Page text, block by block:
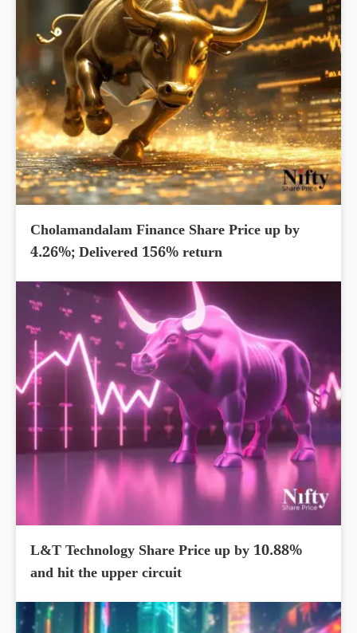
Cholamandalam Finance Share Price up by
4.26%; Delivered 156% return
L&T Technology Share Price up by 10.88%
and hit the upper circuit